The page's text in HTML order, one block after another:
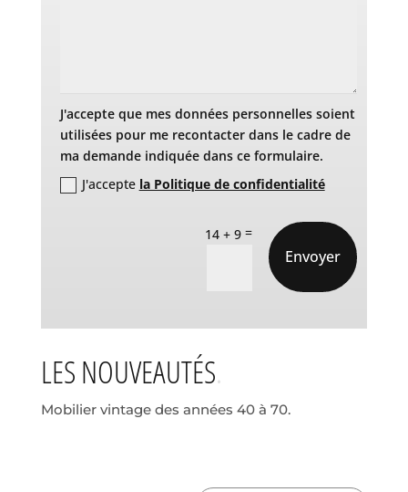
J'accepte que mes données personnelles soient
utilisées pour me recontacter dans le cadre de
ma demande indiquée dans ce formulaire.
J'accepte la Politique de confidentialité
14 + 9 =
Envoyer
LES NOUVEAUTÉS
Mobilier vintage des années 40 à 70.